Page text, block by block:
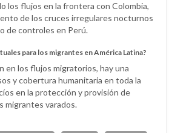
los flujos en la frontera con Colombia,
de los cruces irregulares nocturnos
de controles en Perú.
para los migrantes en América Latina?
en los flujos migratorios, hay una
y cobertura humanitaria en toda la
en la protección y provisión de
migrantes varados.